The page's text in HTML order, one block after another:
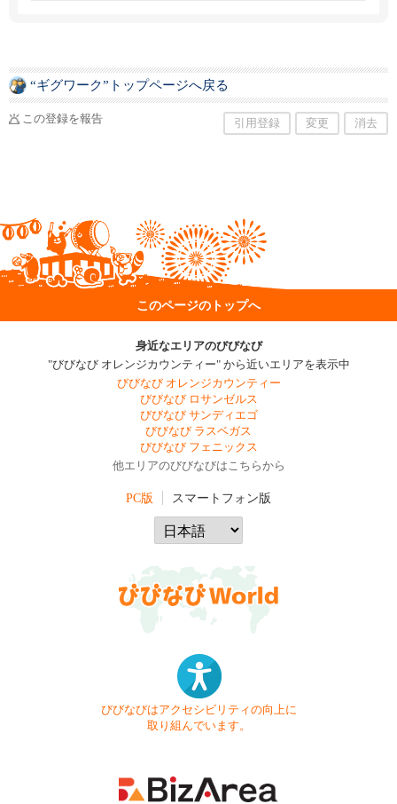
“ギグワーク”トップページへ戻る
この登録を報告 引用登録 変更 消去
このページのトップへ
身近なエリアのびびなび
"びびなび オレンジカウンティー" から近いエリアを表示中
びびなび オレンジカウンティー
びびなび ロサンゼルス
びびなび サンディエゴ
びびなび ラスベガス
びびなび フェニックス
他エリアのびびなびはこちらから
PC版 スマートフォン版
びびなびはアクセシビリティの向上に
取り組んでいます。